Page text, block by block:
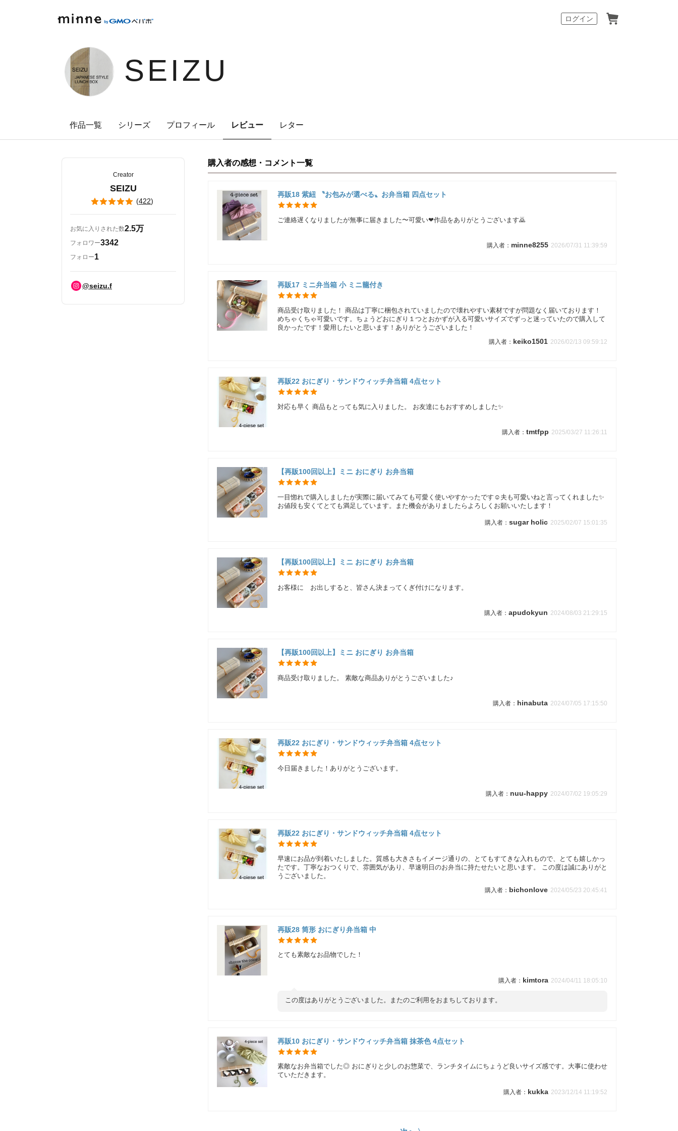
ログイン
SEIZU
作品一覧 シリーズ プロフィール レビュー レター
Creator
SEIZU
(422)
お気に入りされた数2.5万
フォロワー3342
フォロー1
@seizu.f
購入者の感想・コメント一覧
再販18 紫紐 〝お包みが選べる〟お弁当箱 四点セット
ご連絡遅くなりましたが無事に届きました〜可愛い❤作品をありがとうございます🙇
minne8255 2026/07/31 11:39:59
再販17 ミニ弁当箱 小 ミニ籠付き
商品受け取りました！ 商品は丁寧に梱包されていましたので壊れやすい素材ですが問題なく届いております！
めちゃくちゃ可愛いです。ちょうどおにぎり１つとおかずが入る可愛いサイズでずっと迷っていたので購入して
良かったです！愛用したいと思います！ありがとうございました！
keiko1501 2026/02/13 09:59:12
再販22 おにぎり・サンドウィッチ弁当箱 4点セット
対応も早く 商品もとっても気に入りました。 お友達にもおすすめしました✨
tmtfpp 2025/03/27 11:26:11
【再販100回以上】ミニ おにぎり お弁当箱
一目惚れで購入しましたが実際に届いてみても可愛く使いやすかったです☺️夫も可愛いねと言ってくれました✨
お値段も安くてとても満足しています。また機会がありましたらよろしくお願いいたします！
sugar holic 2025/02/07 15:01:35
【再販100回以上】ミニ おにぎり お弁当箱
お客様に お出しすると、皆さん決まってくぎ付けになります。
apudokyun 2024/08/03 21:29:15
【再販100回以上】ミニ おにぎり お弁当箱
商品受け取りました。 素敵な商品ありがとうございました♪
hinabuta 2024/07/05 17:15:50
再販22 おにぎり・サンドウィッチ弁当箱 4点セット
今日届きました！ありがとうございます。
nuu-happy 2024/07/02 19:05:29
再販22 おにぎり・サンドウィッチ弁当箱 4点セット
早速にお品が到着いたしました。質感も大きさもイメージ通りの、とてもすてきな入れもので、とても嬉しかっ
たです。丁寧なおつくりで、雰囲気があり、早速明日のお弁当に持たせたいと思います。 この度は誠にありがと
うございました。
bichonlove 2024/05/23 20:45:41
再販28 筒形 おにぎり弁当箱 中
とても素敵なお品物でした！
kimtora 2024/04/11 18:05:10
この度はありがとうございました。またのご利用をおまちしております。
再販10 おにぎり・サンドウィッチ弁当箱 抹茶色 4点セット
素敵なお弁当箱でした◎ おにぎりと少しのお惣菜で、ランチタイムにちょうど良いサイズ感です。大事に使わせ
ていただきます。
kukka 2023/12/14 11:19:52